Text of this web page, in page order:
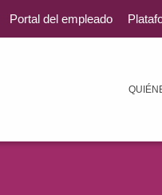
Portal del empleado